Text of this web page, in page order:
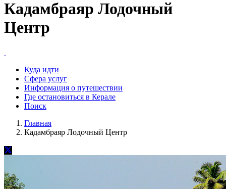
Кадамбраяр Лодочный
Центр
Куда идти
Сфера услуг
Информация о путешествии
Где остановиться в Керале
Поиск
Главная
Кадамбраяр Лодочный Центр